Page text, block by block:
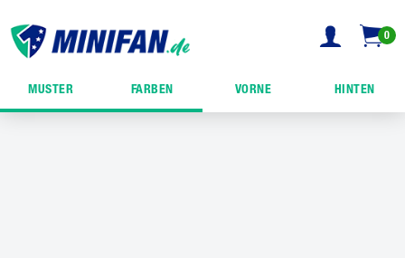
0
MUSTER FARBEN VORNE HINTEN